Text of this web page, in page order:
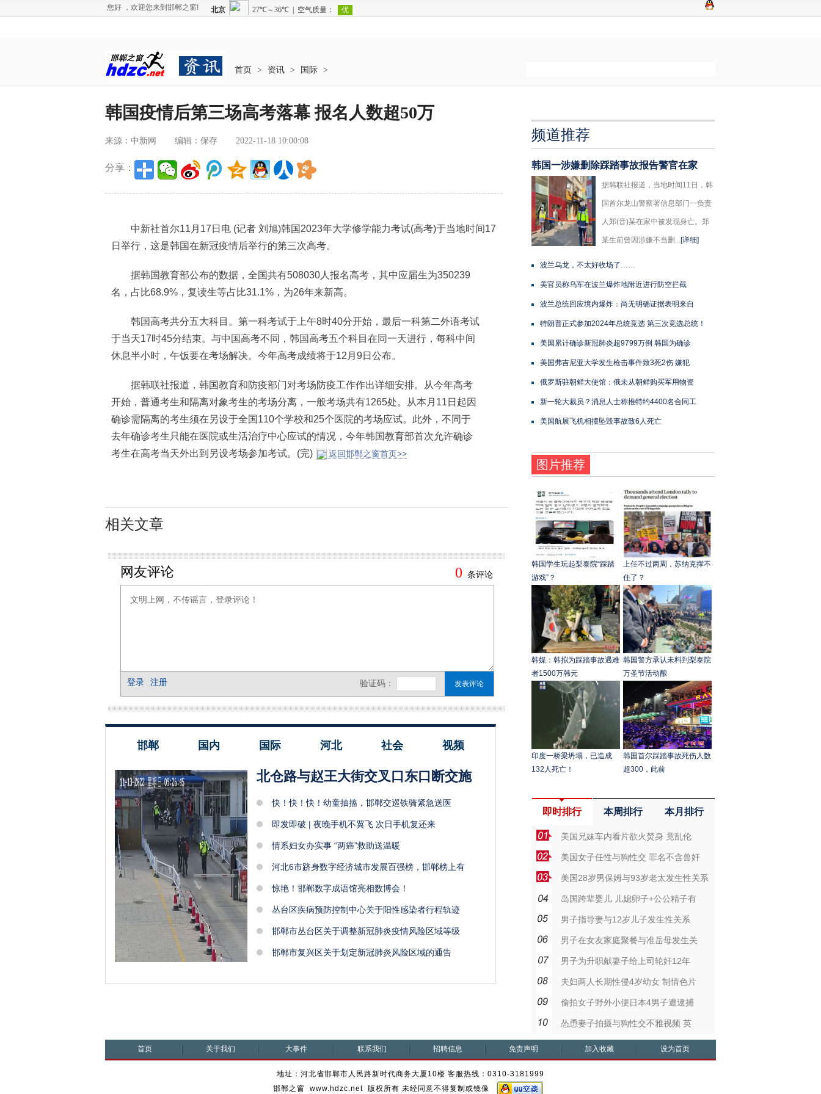
您好 ，欢迎您来到邯郸之窗!
首页 > 资讯 > 国际 >
韩国疫情后第三场高考落幕 报名人数超50万
来源：中新网 编辑：保存 2022-11-18 10:00:08
分享：
中新社首尔11月17日电 (记者 刘旭)韩国2023年大学修学能力考试(高考)于当地时间17
日举行，这是韩国在新冠疫情后举行的第三次高考。
据韩国教育部公布的数据，全国共有508030人报名高考，其中应届生为350239
名，占比68.9%，复读生等占比31.1%，为26年来新高。
韩国高考共分五大科目。第一科考试于上午8时40分开始，最后一科第二外语考试
于当天17时45分结束。与中国高考不同，韩国高考五个科目在同一天进行，每科中间
休息半小时，午饭要在考场解决。今年高考成绩将于12月9日公布。
据韩联社报道，韩国教育和防疫部门对考场防疫工作作出详细安排。从今年高考
开始，普通考生和隔离对象考生的考场分离，一般考场共有1265处。从本月11日起因
确诊需隔离的考生须在另设于全国110个学校和25个医院的考场应试。此外，不同于
去年确诊考生只能在医院或生活治疗中心应试的情况，今年韩国教育部首次允许确诊
考生在高考当天外出到另设考场参加考试。(完)
返回邯郸之窗首页>>
相关文章
邯郸 国内 国际 河北 社会 视频
北仓路与赵王大街交叉口东口断交施
快！快！快！幼童抽搐，邯郸交巡铁骑紧急送医
即发即破 | 夜晚手机不翼飞 次日手机复还来
情系妇女办实事 “两癌”救助送温暖
河北6市跻身数字经济城市发展百强榜，邯郸榜上有
惊艳！邯郸数字成语馆亮相数博会！
丛台区疾病预防控制中心关于阳性感染者行程轨迹
邯郸市丛台区关于调整新冠肺炎疫情风险区域等级
邯郸市复兴区关于划定新冠肺炎风险区域的通告
频道推荐
韩国一涉嫌删除踩踏事故报告警官在家
据韩联社报道，当地时间11日，韩
国首尔龙山警察署信息部门一负责
人郑(音)某在家中被发现身亡。郑
某生前曾因涉嫌不当删...[详细]
波兰乌龙，不太好收场了……
美官员称乌军在波兰爆炸地附近进行防空拦截
波兰总统回应境内爆炸：尚无明确证据表明来自
特朗普正式参加2024年总统竞选 第三次竞选总统！
美国累计确诊新冠肺炎超9799万例 韩国为确诊
美国弗吉尼亚大学发生枪击事件致3死2伤 嫌犯
俄罗斯驻朝鲜大使馆：俄未从朝鲜购买军用物资
新一轮大裁员？消息人士称推特约4400名合同工
美国航展飞机相撞坠毁事故致6人死亡
图片推荐
韩国学生玩起梨泰院“踩踏
游戏”？
上任不过两周，苏纳克撑不
住了？
韩媒：韩拟为踩踏事故遇难
者1500万韩元
韩国警方承认未料到梨泰院
万圣节活动酿
印度一桥梁坍塌，已造成
132人死亡！
韩国首尔踩踏事故死伤人数
超300，此前
即时排行 本周排行 本月排行
美国兄妹车内看片欲火焚身 竟乱伦
美国女子任性与狗性交 罪名不含兽奸
美国28岁男保姆与93岁老太发生性关系
岛国跨辈婴儿 儿媳卵子+公公精子有
男子指导妻与12岁儿子发生性关系
男子在女友家庭聚餐与准岳母发生关
男子为升职献妻子给上司轮奸12年
夫妇两人长期性侵4岁幼女 制情色片
偷拍女子野外小便日本4男子遭逮捕
怂恿妻子拍摄与狗性交不雅视频 英
首页 关于我们 大事件 联系我们 招聘信息 免责声明 加入收藏 设为首页
地址：河北省邯郸市人民路新时代商务大厦10楼 客服热线：0310-3181999
邯郸之窗 www.hdzc.net 版权所有 未经同意不得复制或镜像